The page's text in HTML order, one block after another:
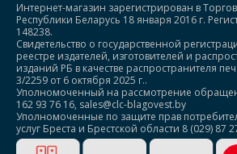
Интернет-магазин зарегистрирован в
Республики Беларусь 18 января 2016 г.
148238.
Свидетельство о государственной
реестре издателей, изготовителей и
изданий РБ в качестве распространителя
3/2259 от 6 октября 2025 г..
Уполномоченный на рассмотрение
162 93 76 16, sales@clc-blagovest.by
Уполномоченные по защите прав
услуг Бреста и Брестской области 8 (029) 87